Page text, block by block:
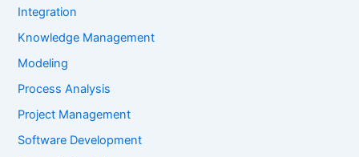
Integration
Knowledge Management
Modeling
Process Analysis
Project Management
Software Development